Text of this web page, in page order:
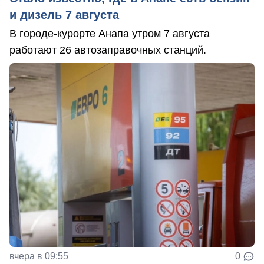
и дизель 7 августа
В городе-курорте Анапа утром 7 августа
работают 26 автозаправочных станций.
вчера в 09:55 0